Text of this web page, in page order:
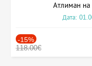
Атлиман на
Дата:
-15%
118.00€